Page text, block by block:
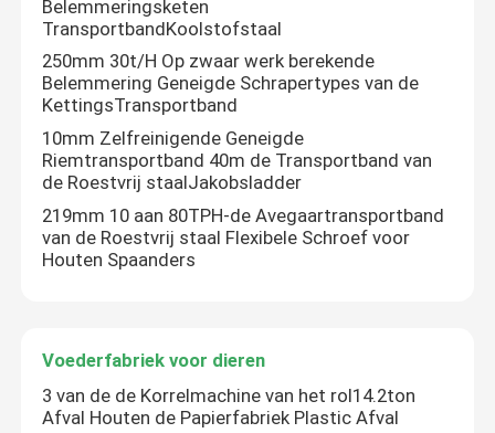
De Molenmachine van de biomassakorrel
houten korrelmolen
RDF-Korrelmolen
De Matrijs van de korrelmolen
De Vervangstukken van de korrelpers
Belemmeringsketen
TransportbandKoolstofstaal
250mm 30t/H Op zwaar werk berekende
Belemmering Geneigde Schrapertypes van de
KettingsTransportband
10mm Zelfreinigende Geneigde
Riemtransportband 40m de Transportband van
de Roestvrij staalJakobsladder
219mm 10 aan 80TPH-de Avegaartransportband
van de Roestvrij staal Flexibele Schroef voor
Houten Spaanders
Voederfabriek voor dieren
3 van de de Korrelmachine van het rol14.2ton
Afval Houten de Papierfabriek Plastic Afval